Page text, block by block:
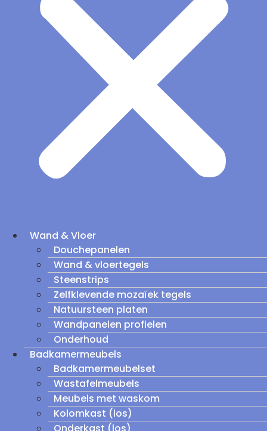
Wand & Vloer
Douchepanelen
Wand & vloertegels
Steenstrips
Zelfklevende mozaïek tegels
Natuursteen platen
Wandpanelen profielen
Onderhoud
Badkamermeubels
Badkamermeubelset
Wastafelmeubels
Meubels met waskom
Kolomkast (los)
Onderkast (los)